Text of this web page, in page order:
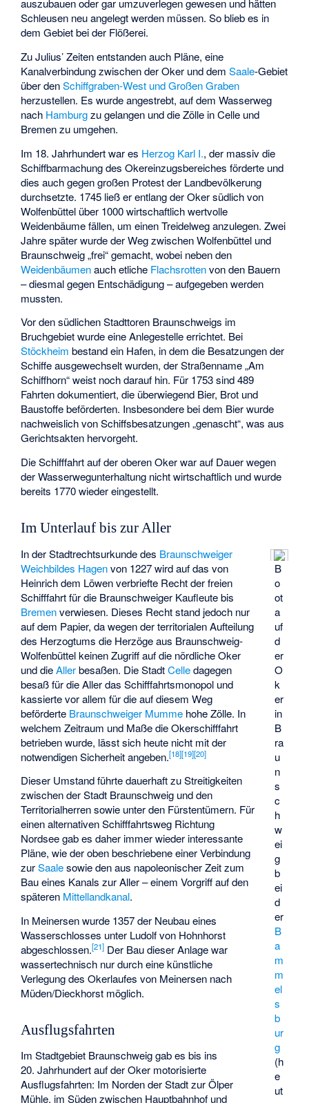
auszubauen oder gar umzuverlegen gewesen und hätten
Schleusen neu angelegt werden müssen. So blieb es in
dem Gebiet bei der Flößerei.
Zu Julius’ Zeiten entstanden auch Pläne, eine
Kanalverbindung zwischen der Oker und demSaale-Gebiet
über denSchiffgraben-West und Großen Graben
herzustellen. Es wurde angestrebt, auf dem Wasserweg
nach Hamburgzu gelangen und die Zölle in Celle und
Bremen zu umgehen.
Im 18. Jahrhundert war es Herzog Karl I., der massiv die
Schiffbarmachung des Okereinzugsbereiches förderte und
dies auch gegen großen Protest der Landbevölkerung
durchsetzte. 1745 ließ er entlang der Oker südlich von
Wolfenbüttel über 1000 wirtschaftlich wertvolle
Weidenbäume fällen, um einen Treidelweg anzulegen. Zwei
Jahre später wurde der Weg zwischen Wolfenbüttel und
Braunschweig „frei“ gemacht, wobei neben den
Weidenbäumenauch etliche Flachsrottenvon den Bauern
– diesmal gegen Entschädigung – aufgegeben werden
mussten.
Vor den südlichen Stadttoren Braunschweigs im
Bruchgebiet wurde eine Anlegestelle errichtet. Bei
Stöckheim bestand ein Hafen, in dem die Besatzungen der
Schiffe ausgewechselt wurden, der Straßenname „Am
Schiffhorn“ weist noch darauf hin. Für 1753 sind 489
Fahrten dokumentiert, die überwiegend Bier, Brot und
Baustoffe beförderten. Insbesondere bei dem Bier wurde
nachweislich von Schiffsbesatzungen „genascht“, was aus
Gerichtsakten hervorgeht.
Die Schifffahrt auf der oberen Oker war auf Dauer wegen
der Wasserwegunterhaltung nicht wirtschaftlich und wurde
bereits 1770 wieder eingestellt.
Im Unterlauf bis zur Aller
B
o
ot
a
uf
d
er
O
k
er
in
B
ra
u
n
s
c
h
w
ei
g
b
ei
d
er
B
a
m
m
el
s
b
ur
g
(h
e
ut
In der Stadtrechtsurkunde des Braunschweiger
Weichbildes Hagenvon 1227 wird auf das von
Heinrich dem Löwen verbriefte Recht der freien
Schifffahrt für die Braunschweiger Kaufleute bis
Bremenverwiesen. Dieses Recht stand jedoch nur
auf dem Papier, da wegen der territorialen Aufteilung
des Herzogtums die Herzöge aus Braunschweig-
Wolfenbüttel keinen Zugriff auf die nördliche Oker
und dieAllerbesaßen. Die StadtCelledagegen
besaß für die Aller das Schifffahrtsmonopol und
kassierte vor allem für die auf diesem Weg
beförderte Braunschweiger Mumme hohe Zölle. In
welchem Zeitraum und Maße die Okerschifffahrt
betrieben wurde, lässt sich heute nicht mit der
notwendigen Sicherheit angeben.[18][19][20]
Dieser Umstand führte dauerhaft zu Streitigkeiten
zwischen der Stadt Braunschweig und den
Territorialherren sowie unter den Fürstentümern. Für
einen alternativen Schifffahrtsweg Richtung
Nordsee gab es daher immer wieder interessante
Pläne, wie der oben beschriebene einer Verbindung
zurSaalesowie den aus napoleonischer Zeit zum
Bau eines Kanals zur Aller – einem Vorgriff auf den
späteren Mittellandkanal.
In Meinersen wurde 1357 der Neubau eines
Wasserschlosses unter Ludolf von Hohnhorst
abgeschlossen.[21] Der Bau dieser Anlage war
wassertechnisch nur durch eine künstliche
Verlegung des Okerlaufes von Meinersen nach
Müden/Dieckhorst möglich.
Ausflugsfahrten
Im Stadtgebiet Braunschweig gab es bis ins
20. Jahrhundert auf der Oker motorisierte
Ausflugsfahrten: Im Norden der Stadt zur Ölper
Mühle, im Süden zwischen Hauptbahnhof und